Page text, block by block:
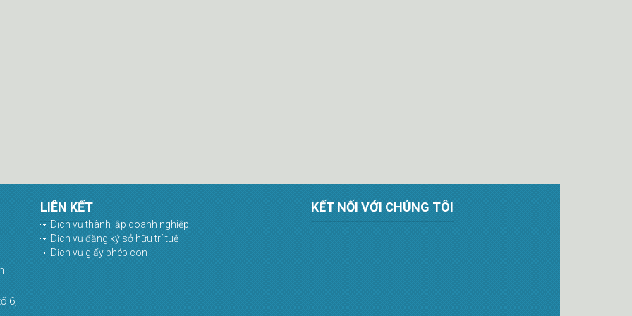
6,
LIÊN KẾT
Dịch vụ thành lập doanh nghiệp
Dịch vụ đăng ký sở hữu trí tuệ
Dịch vụ giấy phép con
KẾT NỐI VỚI CHÚNG TÔI